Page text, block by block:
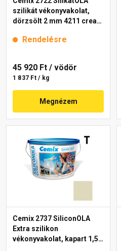
szilikát vékonyvakolat,
dörzsölt 2 mm 4211 cream
Rendelésre
45 920 Ft / vödör
1 837 Ft / kg
Megnézem
Cemix 2737 SiliconOLA
Extra szilikon
vékonyvakolat, kapart 1,5